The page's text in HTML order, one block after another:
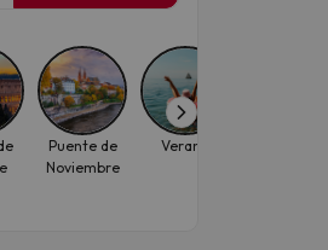
Puente de
Noviembre
Verano